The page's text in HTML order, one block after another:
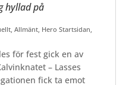
hyllad på
,Allmänt, Hero Startsidan,
för fest gick en av
– Lasses
fick ta emot